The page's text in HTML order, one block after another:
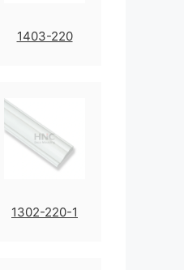
1403-220
1302-220-1